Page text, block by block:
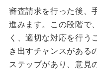
審査請求を行った後、
進みます。この段階で
く、適切な対応を行う
き出すチャンスがある
ステップがあり、意見